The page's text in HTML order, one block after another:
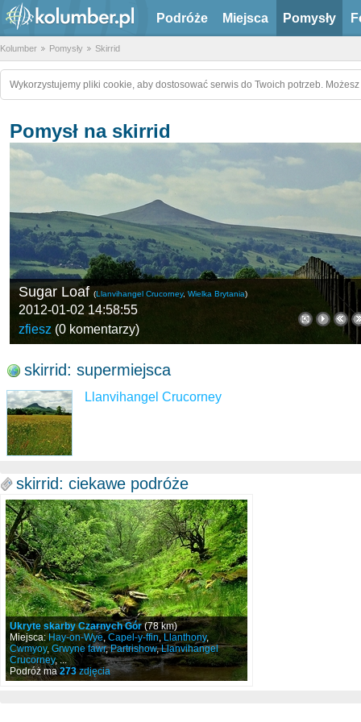
Podróże Miejsca Pomysły
Kolumber Pomysły Skirrid
Wykorzystujemy pliki cookie, aby dostosować serwis do Twoich potrzeb.
Pomysł na skirrid
Sugar Loaf (Llanvihangel Crucorney, Wielka Brytania)
2012-01-02 14:58:55
zfiesz (0 komentarzy)
skirrid: supermiejsca
Llanvihangel Crucorney
skirrid: ciekawe podróże
Ukryte skarby Czarnych Gór(78 km)
Miejsca:Hay-on-Wye, Capel-y-ffin, Llanthony,
Cwmyoy, Grwyne fawr,Partrishow,Llanvihangel
Crucorney, ...
Podróż ma273zdjęcia